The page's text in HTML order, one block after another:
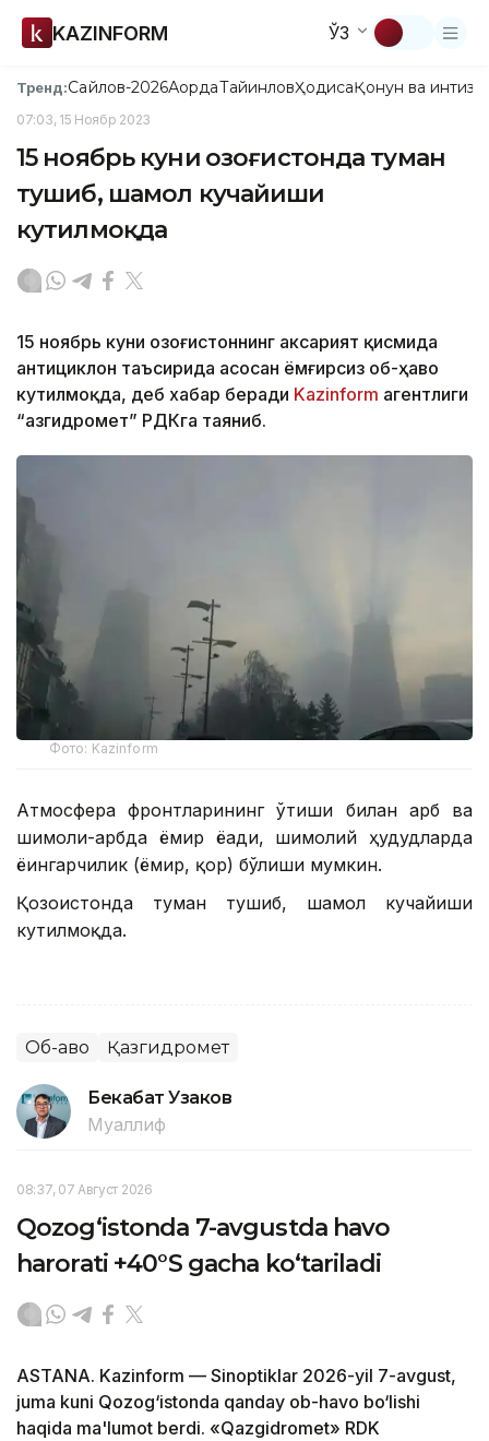
KAZINFORM ЎЗ
Тренд:Сайлов-2026АқордаТайинловҲодисаҚонун ва
07:03, 15 Ноябр 2023
15 ноябрь куни Қозоғистонда туман
тушиб, шамол кучайиши
кутилмоқда
15 ноябрь куни Қозоғистоннинг аксарият қисмида
антициклон таъсирида асосан ёмғирсиз об-ҳаво
кутилмоқда, деб хабар беради Kazinform агентлиги
“Қазгидромет” РДКга таяниб.
Фото: Kazinform
Атмосфера фронтларининг ўтиши билан ғарб ва
шимоли-ғарбда ёмғир ёғади, шимолий ҳудудларда
ёғингарчилик (ёмғир, қор) бўлиши мумкин.
Қозоғистонда туман тушиб, шамол кучайиши
кутилмоқда.
Об-ҳаво Қазгидромет
Бекабат Узаков
Муаллиф
08:37, 07 Август 2026
Qozog‘istonda 7-avgustda havo
harorati +40°S gacha ko‘tariladi
ASTANA. Kazinform — Sinoptiklar 2026-yil 7-avgust,
juma kuni Qozog‘istonda qanday ob-havo bo‘lishi
haqida ma'lumot berdi. «Qazgidromet» RDK